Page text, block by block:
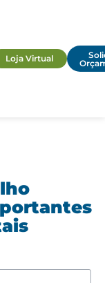
Loja Virtual